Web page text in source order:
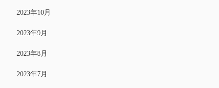
2023年10月
2023年9月
2023年8月
2023年7月